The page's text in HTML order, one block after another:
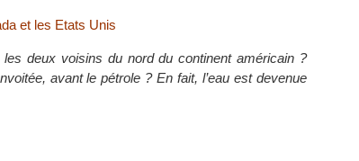
et les Etats Unis
deux voisins du nord du continent américain ?
avant le pétrole ? En fait, l’eau est devenue